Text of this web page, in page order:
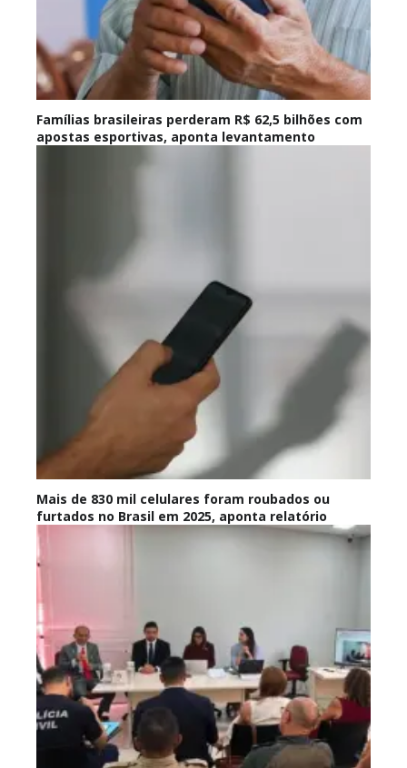
Famílias brasileiras perderam R$ 62,5 bilhões com
apostas esportivas, aponta levantamento
Mais de 830 mil celulares foram roubados ou
furtados no Brasil em 2025, aponta relatório